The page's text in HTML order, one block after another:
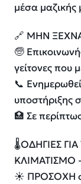
μέσα μαζικής
🔗 ΜΗΝ
🧓
γείτονες που
📞
υποστήριξης
🏥 Σε
🌡️ΟΔΗΓΙΕΣ
☀️ ΠΡΟΣΟΧΗ